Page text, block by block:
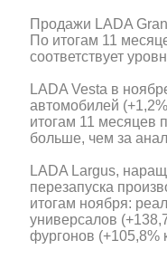
Продажи LADA
По итогам 11
соответствует
LADA Vesta в
автомобилей
итогам 11 месяцев
больше, чем за
LADA Largus,
перезапуска
итогам ноября:
универсалов
фургонов (+105,8%